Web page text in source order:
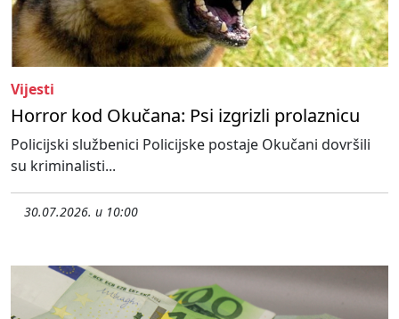
Vijesti
Horror kod Okučana: Psi izgrizli prolaznicu
Policijski službenici Policijske postaje Okučani dovršili
su kriminalisti...
30.07.2026. u 10:00